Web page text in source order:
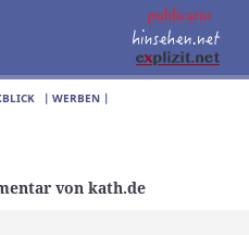
| WERBEN |
von kath.de